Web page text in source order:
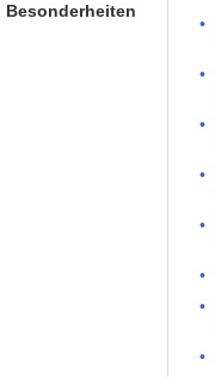
Besonderheiten